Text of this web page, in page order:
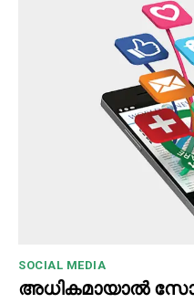
SOCIAL MEDIA
അധികമായാൽ